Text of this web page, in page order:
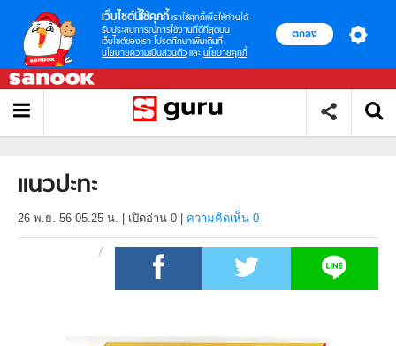
เว็บไซต์นี้ใช้คุกกี้ เราใช้คุกกี้เพื่อให้ท่านได้
รับประสบการณ์การใช้งานที่ดีที่สุดบน
เว็บไซต์ของเรา โปรดศึกษาเพิ่มเติมที่
นโยบายความเป็นส่วนตัว และ นโยบายคุกกี้
ตกลง
แนวปะทะ
26 พ.ย. 56 05.25 น. เปิดอ่าน 0 ความคิดเห็น 0